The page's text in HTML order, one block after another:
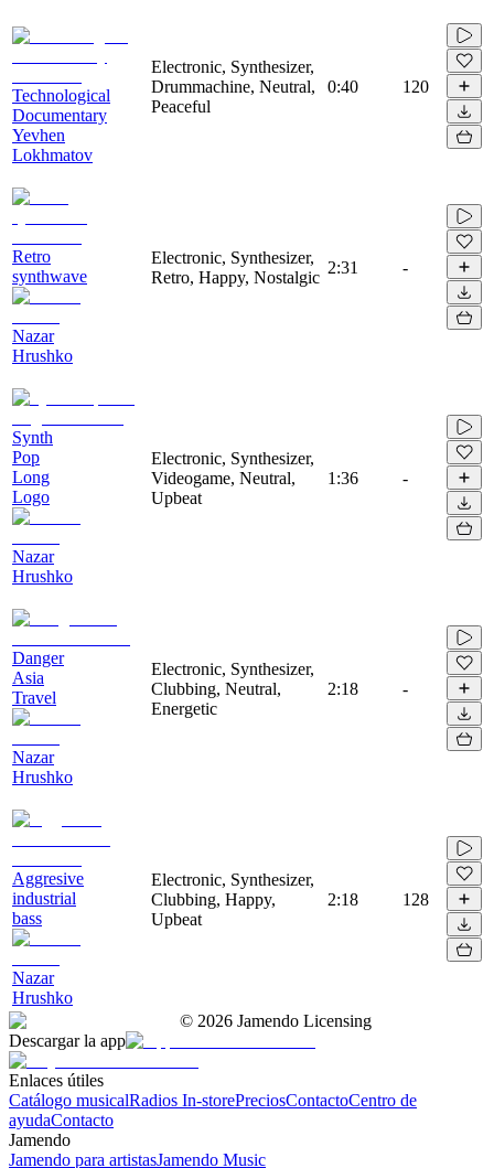
Technological
Documentary
Yevhen
Lokhmatov
Electronic, Synthesizer,
Drummachine, Neutral,
Peaceful
0:40 120
Retro
synthwave
Nazar
Hrushko
Electronic, Synthesizer,
Retro, Happy, Nostalgic
2:31 -
Synth
Pop
Long
Logo
Nazar
Hrushko
Electronic, Synthesizer,
Videogame, Neutral,
Upbeat
1:36 -
Danger
Asia
Travel
Nazar
Hrushko
Electronic, Synthesizer,
Clubbing, Neutral,
Energetic
2:18 -
Aggresive
industrial
bass
Nazar
Hrushko
Electronic, Synthesizer,
Clubbing, Happy,
Upbeat
2:18 128
© 2026 Jamendo Licensing
Descargar la app
Enlaces útiles
Catálogo musicalRadios In-storePreciosContactoCentro de
ayudaContacto
Jamendo
Jamendo para artistasJamendo Music